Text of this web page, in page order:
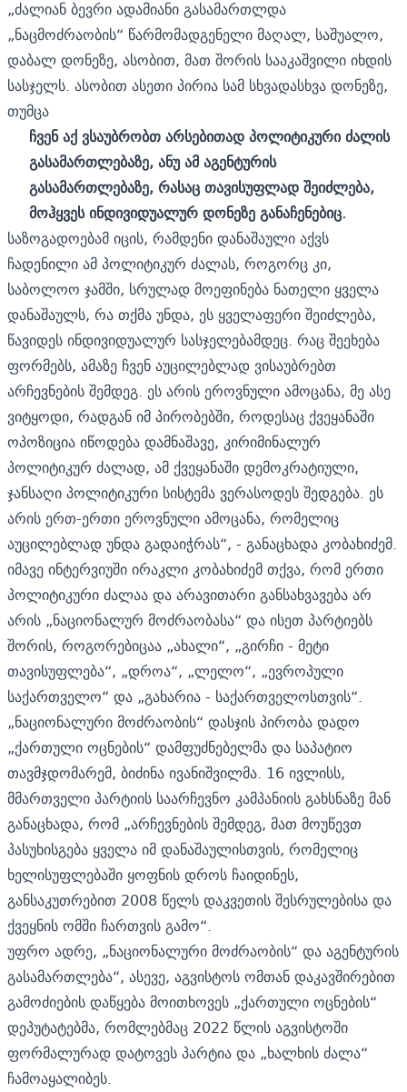
„ძალიან ბევრი ადამიანი გასამართლდა
„ნაცმოძრაობის“ წარმომადგენელი მაღალ, საშუალო,
დაბალ დონეზე, ასობით, მათ შორის სააკაშვილი იხდის
სასჯელს. ასობით ასეთი პირია სამ სხვადასხვა დონეზე,
თუმცა
ჩვენ აქ ვსაუბრობთ არსებითად პოლიტიკური ძალის
გასამართლებაზე, ანუ ამ აგენტურის
გასამართლებაზე, რასაც თავისუფლად შეიძლება,
მოჰყვეს ინდივიდუალურ დონეზე განაჩენებიც.
საზოგადოებამ იცის, რამდენი დანაშაული აქვს
ჩადენილი ამ პოლიტიკურ ძალას, როგორც კი,
საბოლოო ჯამში, სრულად მოეფინება ნათელი ყველა
დანაშაულს, რა თქმა უნდა, ეს ყველაფერი შეიძლება,
წავიდეს ინდივიდუალურ სასჯელებამდეც. რაც შეეხება
ფორმებს, ამაზე ჩვენ აუცილებლად ვისაუბრებთ
არჩევნების შემდეგ. ეს არის ეროვნული ამოცანა, მე ასე
ვიტყოდი, რადგან იმ პირობებში, როდესაც ქვეყანაში
ოპოზიცია იწოდება დამნაშავე, კირიმინალურ
პოლიტიკურ ძალად, ამ ქვეყანაში დემოკრატიული,
ჯანსაღი პოლიტიკური სისტემა ვერასოდეს შედგება. ეს
არის ერთ-ერთი ეროვნული ამოცანა, რომელიც
აუცილებლად უნდა გადაიჭრას“, - განაცხადა კობახიძემ.
იმავე ინტერვიუში ირაკლი კობახიძემ თქვა, რომ ერთი
პოლიტიკური ძალაა და არავითარი განსახვავება არ
არის „ნაციონალურ მოძრაობასა“ და ისეთ პარტიებს
შორის, როგორებიცაა „ახალი“, „გირჩი - მეტი
თავისუფლება“, „დროა“, „ლელო“, „ევროპული
საქართველო“ და „გახარია - საქართველოსთვის“.
„ნაციონალური მოძრაობის“ დასჯის პირობა დადო
„ქართული ოცნების“ დამფუძნებელმა და საპატიო
თავმჯდომარემ, ბიძინა ივანიშვილმა. 16 ივლისს,
მმართველი პარტიის საარჩევნო კამპანიის გახსნაზე მან
განაცხადა, რომ „არჩევნების შემდეგ, მათ მოუწევთ
პასუხისგება ყველა იმ დანაშაულისთვის, რომელიც
ხელისუფლებაში ყოფნის დროს ჩაიდინეს,
განსაკუთრებით 2008 წელს დაკვეთის შესრულებისა და
ქვეყნის ომში ჩართვის გამო“.
უფრო ადრე, „ნაციონალური მოძრაობის“ და აგენტურის
გასამართლება“, ასევე, აგვისტოს ომთან დაკავშირებით
გამოძიების დაწყება მოითხოვეს „ქართული ოცნების“
დეპუტატებმა, რომლებმაც 2022 წლის აგვისტოში
ფორმალურად დატოვეს პარტია და „ხალხის ძალა“
ჩამოაყალიბეს.